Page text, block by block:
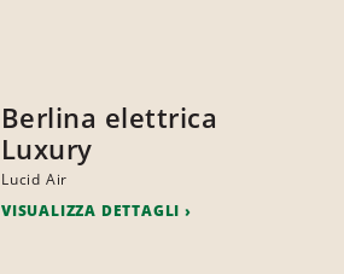
Berlina elettrica
Luxury
Lucid Air
VISUALIZZA DETTAGLI